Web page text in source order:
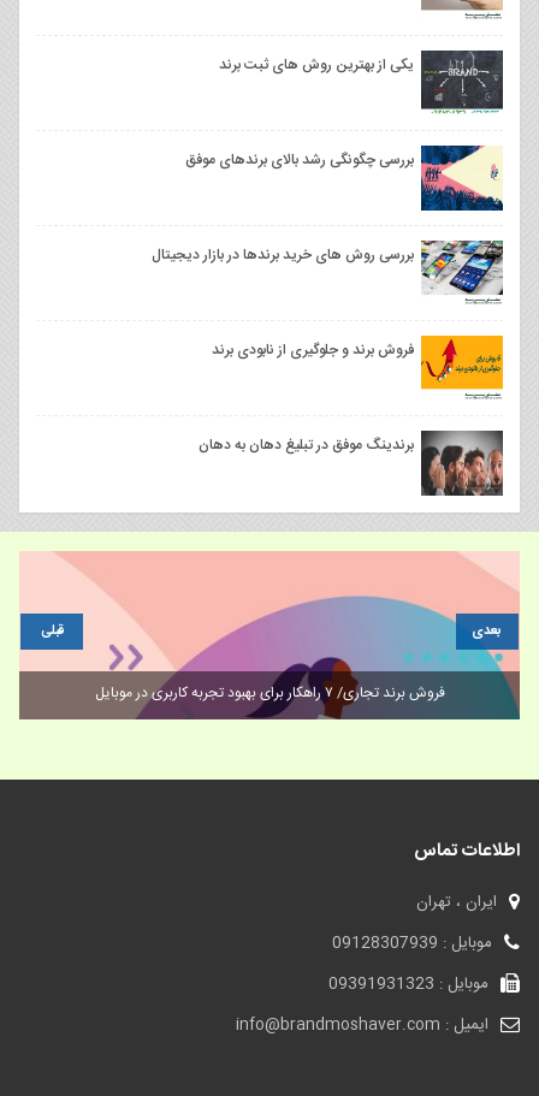
یکی از بهترین روش های ثبت برند
بررسی چگونگی رشد بالای برندهای موفق
بررسی روش های خرید برندها در بازار دیجیتال
فروش برند و جلوگیری از نابودی برند
برندینگ موفق در تبلیغ دهان به دهان
فروش برند تجاری/ ۷ راهکار برای بهبود تجربه کاربری در موبایل
قبلی بعدی
اطلاعات تماس
ایران ، تهران
موبایل : 09128307939
موبایل : 09391931323
ایمیل : info@brandmoshaver.com